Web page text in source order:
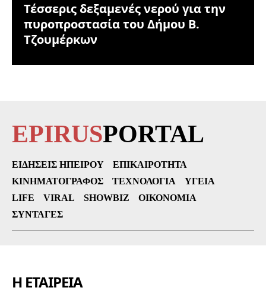
Τέσσερις δεξαμενές νερού για την
πυροπροστασία του Δήμου Β.
Τζουμέρκων
EPIRUSPORTAL
ΕΙΔΉΣΕΙΣ ΗΠΕΊΡΟΥ
ΕΠΙΚΑΙΡΌΤΗΤΑ
ΚΙΝΗΜΑΤΟΓΡΆΦΟΣ
ΤΕΧΝΟΛΟΓΊΑ
ΥΓΕΊΑ
LIFE
VIRAL SHOWBIZ
ΟΙΚΟΝΟΜΊΑ
ΣΥΝΤΑΓΈΣ
Η ΕΤΑΙΡΕΙΑ